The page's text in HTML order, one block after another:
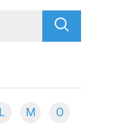
Search
L M O